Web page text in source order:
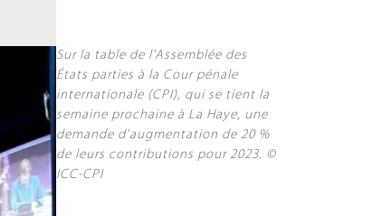
Sur la table de l'Assemblée des
États parties à la Cour pénale
internationale (CPI), qui se tient la
semaine prochaine à La Haye, une
demande d'augmentation de 20 %
de leurs contributions pour 2023. ©
ICC-CPI